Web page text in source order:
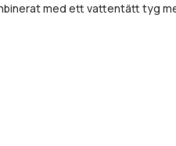
med ett vattentätt tyg